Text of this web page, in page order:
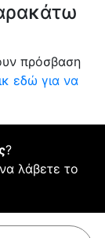
πρόσβαση
εδώ για να
?
λάβετε το